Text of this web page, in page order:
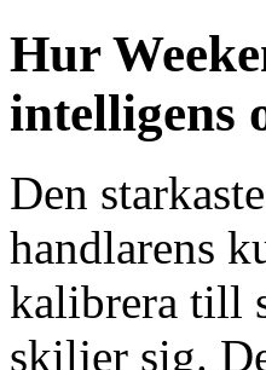
Hur
intelligens
Den
handlarens
kalibrera till
skiljer sig.